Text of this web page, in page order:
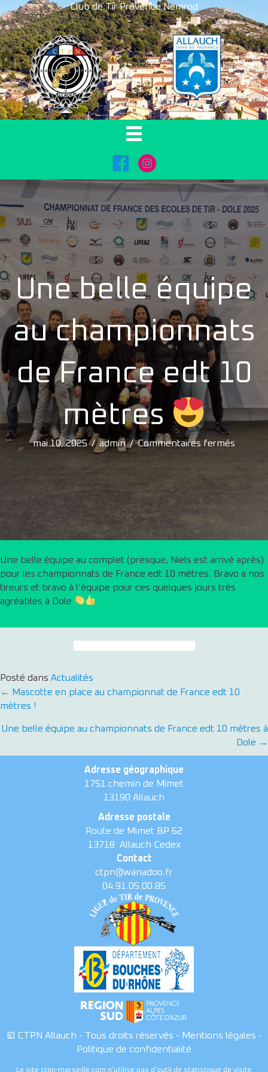
Club de Tir Provence Nemrod
FaceBookInstagram
Une belle équipe
au championnats
de France edt 10
mètres
mai 10, 2025/admin/Commentaires fermés
belle
France
10
Une belle équipe au complet (presque, Niels est arrivé après)
pour les championnats de France edt 10 mètres. Bravo à nos
tireurs et bravo à l’équipe pour ces quelques jours très
agréables à Dole
Posté dans Actualités
Posts
navigation
← Mascotte en place au championnat de France edt 10
mètres !
Une belle équipe au championnats de France edt 10 mètres à
Dole →
Adresse géographique
1751 chemin de Mimet
13190 Allauch
Adresse postale
Route de Mimet BP 62
13718 Allauch Cedex
Contact
ctpn@wanadoo.fr
04.91.05.00.85
© CTPN Allauch - Tous droits réservés - Mentions légales -
Politique de confidentialité
Le site ctpn-marseille.com n'utilise pas d'outil de statistique de visite